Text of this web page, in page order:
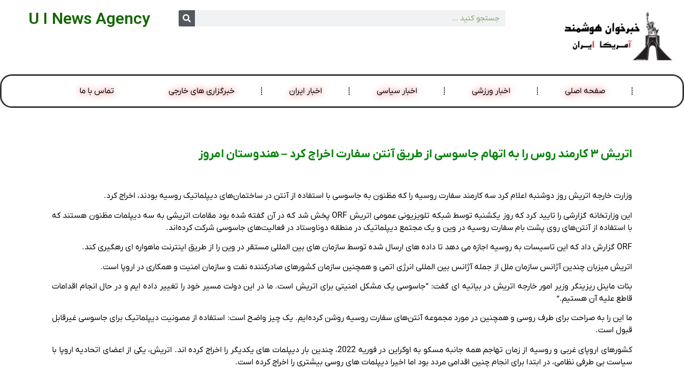
U I News Agency
صفحه اصلی اخبار ورزشی اخبار سیاسی اخبار ایران خبرگزاری های خارجی تماس با ما
اتریش 3 کارمند روس را به اتهام جاسوسی از طریق آنتن سفارت اخراج کرد – هندوستان امروز
وزارت خارجه اتریش روز دوشنبه اعلام کرد سه کارمند سفارت روسیه را که مظنون به جاسوسی با استفاده از آنتن در ساختمان‌های دیپلماتیک روسیه بودند، اخراج کرد.
این وزارتخانه گزارشی را تایید کرد که روز یکشنبه توسط شبکه تلویزیونی عمومی اتریش ORF پخش شد که در آن گفته شده بود مقامات اتریشی به سه دیپلمات مظنون هستند که
با استفاده از آنتن‌های روی پشت بام سفارت روسیه در وین و یک مجتمع دیپلماتیک در منطقه دوناوستاد در فعالیت‌های جاسوسی شرکت کرده‌اند.
ORF گزارش داد که این تاسیسات به روسیه اجازه می دهد تا داده های ارسال شده توسط سازمان های بین المللی مستقر در وین را از طریق اینترنت ماهواره ای رهگیری کند.
اتریش میزبان چندین آژانس سازمان ملل از جمله آژانس بین المللی انرژی اتمی و همچنین سازمان کشورهای صادرکننده نفت و سازمان امنیت و همکاری در اروپا است.
بئات ماینل ریزینگر وزیر امور خارجه اتریش در بیانیه ای گفت: “جاسوسی یک مشکل امنیتی برای اتریش است. ما در این دولت مسیر خود را تغییر داده ایم و در حال انجام اقدامات
قاطع علیه آن هستیم.”
ما این را به صراحت برای طرف روسی و همچنین در مورد مجموعه آنتن‌های سفارت روسیه روشن کرده‌ایم. یک چیز واضح است: استفاده از مصونیت دیپلماتیک برای جاسوسی غیرقابل
قبول است.
کشورهای اروپای غربی و روسیه از زمان تهاجم همه جانبه مسکو به اوکراین در فوریه 2022، چندین بار دیپلمات های یکدیگر را اخراج کرده اند. اتریش، یکی از اعضای اتحادیه اروپا با
سیاست بی طرفی نظامی، در ابتدا برای انجام چنین اقدامی مردد بود اما اخیرا دیپلمات های روسی بیشتری را اخراج کرده است.